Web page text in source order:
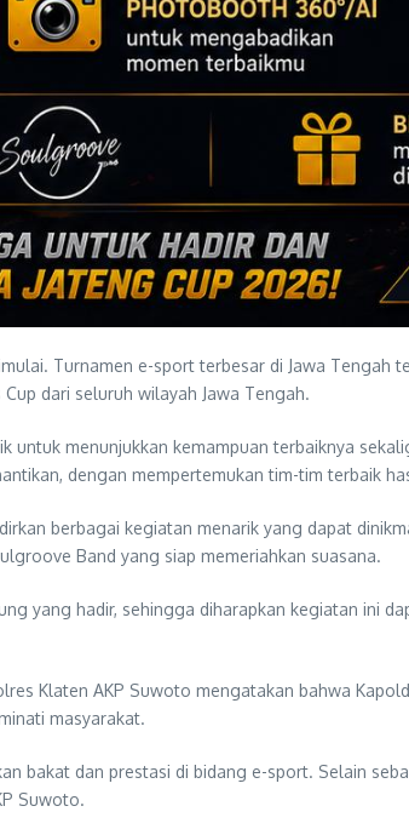
Turnamen e-sport terbesar di Jawa
dari seluruh wilayah Jawa Tengah.
menunjukkan kemampuan terbaiknya
dengan mempertemukan tim-tim terbaik
berbagai kegiatan menarik yang dapat
Band yang siap memeriahkan suasana.
yang hadir, sehingga diharapkan kegiatan ini
Klaten AKP Suwoto mengatakan bahwa
masyarakat.
bakat dan prestasi di bidang e-sport. Selain
Suwoto.